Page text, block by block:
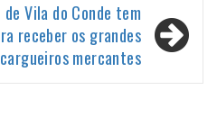
Vila do Conde tem
receber os grandes
mercantes